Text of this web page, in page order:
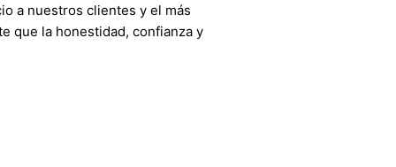
a nuestros clientes y el más
que la honestidad, confianza y